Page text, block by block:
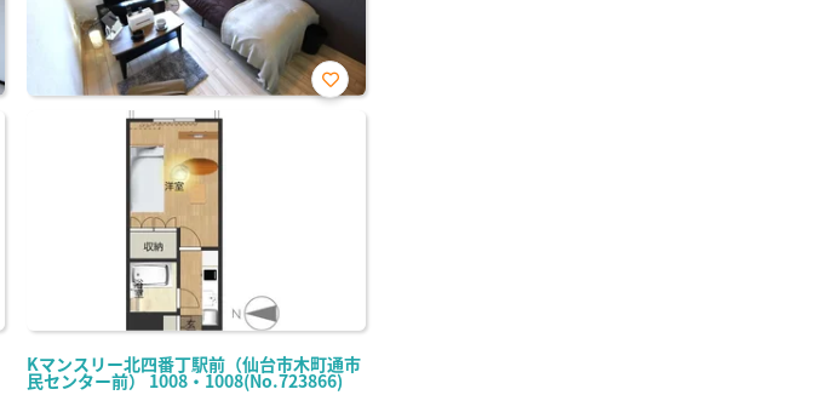
Kマンスリー北四番丁駅前（仙台市木町通市
民センター前） 1008・1008(No.723866)
お気